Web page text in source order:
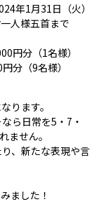
年1月31日（火）
人様五首まで
円分（1名様）
分（9名様）
ります。
ら日常を5・7・
ません。
、新たな表現や言
ました！